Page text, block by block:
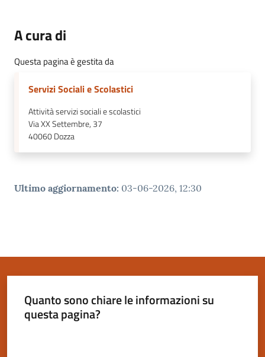
A cura di
Questa pagina è gestita da
Servizi Sociali e Scolastici
Attività servizi sociali e scolastici
Via XX Settembre, 37
40060Dozza
Ultimo aggiornamento: 03-06-2026, 12:30
Quanto sono chiare le informazioni su
questa pagina?